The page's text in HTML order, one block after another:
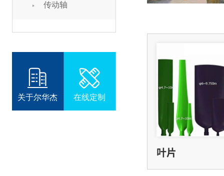
传动轴
关于尔华杰 在线定制
叶片